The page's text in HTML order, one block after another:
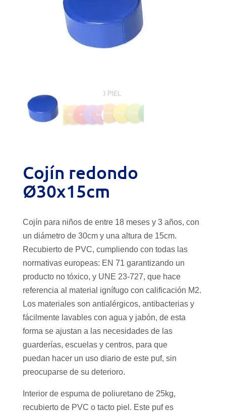
Cojín redondo
Ø30x15cm
Cojín para niños de entre 18 meses y 3 años, con
un diámetro de 30cm y una altura de 15cm.
Recubierto de PVC, cumpliendo con todas las
normativas europeas: EN 71 garantizando un
producto no tóxico, y UNE 23-727, que hace
referencia al material ignífugo con calificación M2.
Los materiales son antialérgicos, antibacterias y
fácilmente lavables con agua y jabón, de esta
forma se ajustan a las necesidades de las
guarderías, escuelas y centros, para que
puedan hacer un uso diario de este puf, sin
preocuparse de su deterioro.
Interior de espuma de poliuretano de 25kg,
recubierto de PVC o tacto piel. Este puf es